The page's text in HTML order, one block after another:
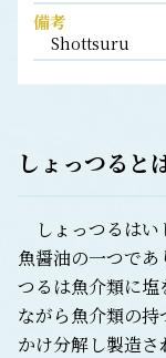
備考
Shottsuru
しょっつると
しょっつるはい
魚醤油の一つで
つるは魚介類に
ながら魚介類の
かけ分解し製造